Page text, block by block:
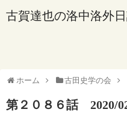
古賀達也の洛中洛外
ホーム 古田史学の会
第２０８６話 2020/